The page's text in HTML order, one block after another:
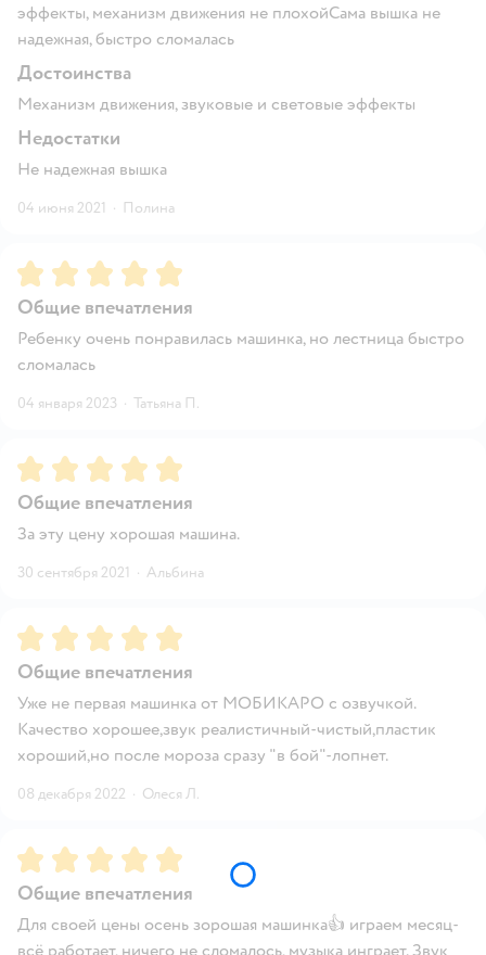
эффекты, механизм движения не плохойСама вышка не
надежная, быстро сломалась
Достоинства
Механизм движения, звуковые и световые эффекты
Недостатки
Не надежная вышка
04 июня 2021 · Полина
Рейтинг:5
Общие впечатления
Ребенку очень понравилась машинка, но лестница быстро
сломалась
04 января 2023 · Татьяна П.
Рейтинг:5
Общие впечатления
За эту цену хорошая машина.
30 сентября 2021 · Альбина
Рейтинг:5
Общие впечатления
Уже не первая машинка от МОБИКАРО с озвучкой.
Качество хорошее,звук реалистичный-чистый,пластик
хороший,но после мороза сразу "в бой"-лопнет.
08 декабря 2022 · Олеся Л.
Рейтинг:5
Общие впечатления
Для своей цены осень зорошая машинка👍 играем месяц-
всё работает, ничего не сломалось, музыка инграет. Звук